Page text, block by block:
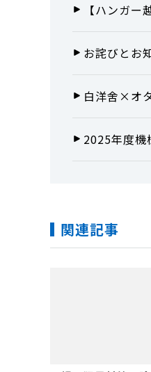
【ハンガ
お詫びとお
白洋舍×オ
2025年度
関連記事